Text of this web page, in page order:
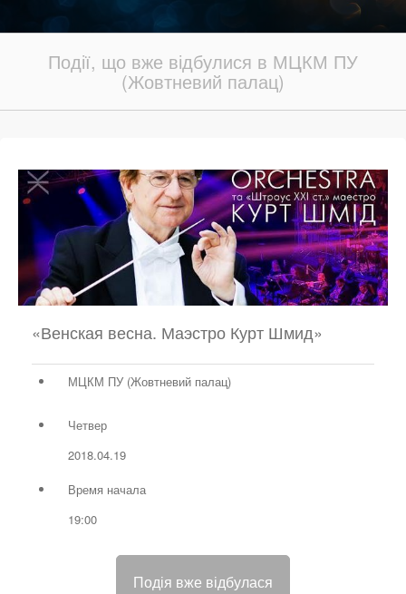
Події, що вже відбулися в МЦКМ ПУ
(Жовтневий палац)
«Венская весна. Маэстро Курт Шмид»
МЦКМ ПУ (Жовтневий палац)
Четвер
2018.04.19
Время начала
19:00
Подія вже відбулася